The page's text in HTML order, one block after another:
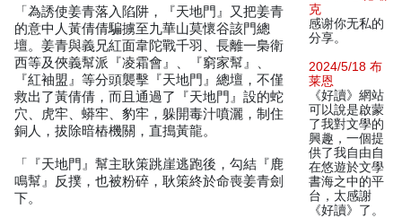
「為誘使姜青落入陷阱，『天地門』又把姜青
的意中人黃倩倩騙擄至九華山莫懷谷該門總
壇。姜青與義兄紅面韋陀戰千羽、長離一梟衛
西等及俠義幫派『凌霜會』、『窮家幫』、
『紅袖盟』等分頭襲擊『天地門』總壇，不僅
救出了黃倩倩，而且通過了『天地門』設的蛇
穴、虎牢、蟒牢、豹牢，躲開毒汁噴灑，制住
銅人，拔除暗樁機關，直搗黃龍。
「『天地門』幫主耿策跳崖逃跑後，勾結『鹿
鳴幫』反撲，也被粉碎，耿策終於命喪姜青劍
下。
克
感谢你无私的
分享。
2024/5/18 布
莱恩
《好讀》網站
可以說是啟蒙
了我對文學的
興趣，一個提
供了我自由自
在悠遊於文學
書海之中的平
台，太感謝
《好讀》了。